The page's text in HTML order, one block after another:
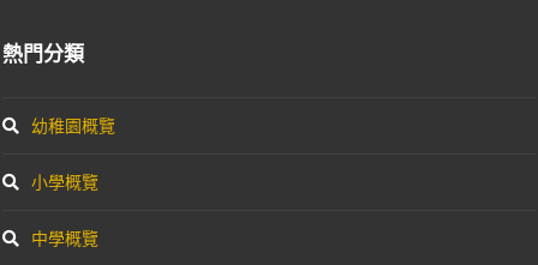
熱門分類
幼稚園概覽
小學概覽
中學概覽